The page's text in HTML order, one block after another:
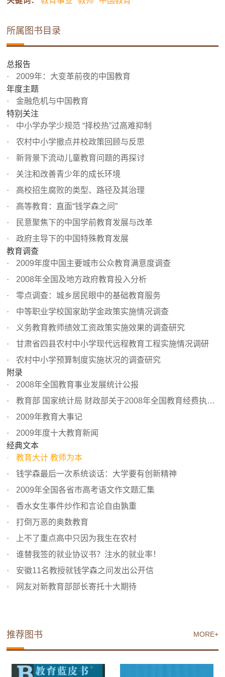
所属图书目录
总报告
2009年：大变革前夜的中国教育
年度主题
金融危机与中国教育
特别关注
中小学办学少规范 “择校热”过高难抑制
农村中小学撤点并校政策回顾与反思
新背景下流动儿童教育问题的再探讨
关注和改善青少年的成长环境
高校招生腐败的类型、路径及其治理
高等教育：直面“钱学森之问”
民意聚焦下的中国学前教育发展与改革
政府主导下的中国特殊教育发展
教育调查
2009年度中国主要城市公众教育满意度调查
2008年全国及地方政府教育投入分析
零点调查：城乡居民眼中的基础教育服务
中等职业学校国家助学金政策实施情况调查
义务教育教师绩效工资政策实施效果的调查研究
甘肃省四县农村中小学现代远程教育工程实施情况调研
农村中小学预算制度实施状况的调查研究
附录
2008年全国教育事业发展统计公报
教育部 国家统计局 财政部关于2008年全国教育经费执行情况...
2009年教育大事记
2009年度十大教育新闻
经典文本
教育大计 教师为本
钱学森最后一次系统谈话：大学要有创新精神
2009年全国各省市高考语文作文题汇集
香水女生事件炒作和言论自由孰重
打倒万恶的奥数教育
上不了重点高中只因为我生在农村
谁替我签的就业协议书？注水的就业率！
安徽11名教授就钱学森之问发出公开信
网友对新教育部部长寄托十大期待
MORE+
推荐图书